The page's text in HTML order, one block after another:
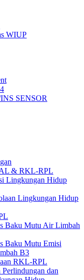
WIUP
SENSOR
& RKL-RPL
Lingkungan Hidup
Lingkungan Hidup
Baku Mutu Air Limbah
Baku Mutu Emisi
B3
RKL-RPL
dan